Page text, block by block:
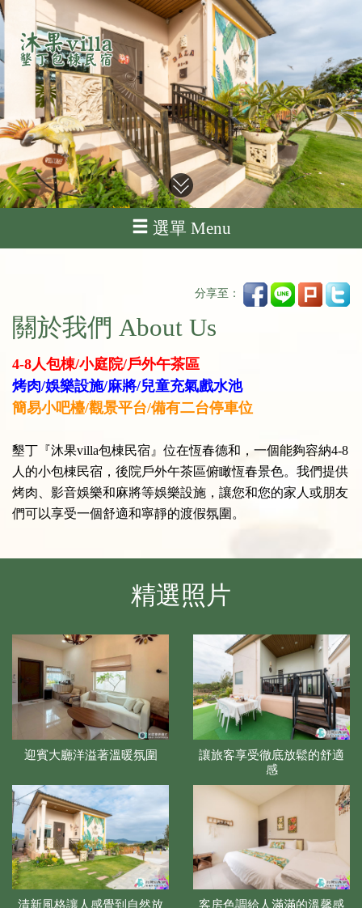
選單 Menu
分享至：
關於我們 About Us
4-8人包棟/小庭院/戶外午茶區
烤肉/娛樂設施/麻將/兒童充氣戲水池
簡易小吧檯/觀景平台/備有二台停車位
墾丁『沐果villa包棟民宿』位在恆春德和，一個能夠容納4-8
人的小包棟民宿，後院戶外午茶區俯瞰恆春景色。我們提供
烤肉、影音娛樂和麻將等娛樂設施，讓您和您的家人或朋友
們可以享受一個舒適和寧靜的渡假氛圍。
精選照片
迎賓大廳洋溢著溫暖氛圍
讓旅客享受徹底放鬆的舒適
感
清新風格讓人感覺到自然放
客房色調給人滿滿的溫馨感